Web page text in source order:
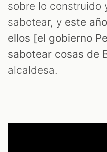
sobre lo construido
sabotear, y este
ellos [el gobierno
sabotear cosas de
alcaldesa.